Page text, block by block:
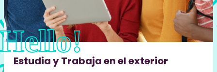
Estudia y Trabaja en el exterior